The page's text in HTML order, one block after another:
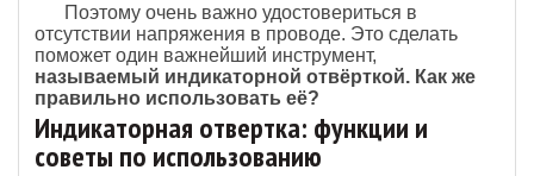
Поэтому очень важно удостовериться в
отсутствии напряжения в проводе. Это сделать
поможет один важнейший инструмент,
называемый индикаторной отвёрткой. Как же
правильно использовать её?
Индикаторная отвертка: функции и
советы по использованию